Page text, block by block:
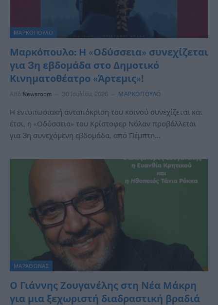
ΜΑΡΚΟΠΟΥΛΟ
Μαρκόπουλο: Η «Οδύσσεια» συνεχίζεται
για 3η εβδομάδα στο Δημοτικό
Κινηματοθέατρο «Άρτεμις»!
Από Newsroom 30 Ιουλίου, 2026 ΜΑΡΚΟΠΟΥΛΟ
Η εντυπωσιακή ανταπόκριση του κοινού συνεχίζεται και
έτσι, η «Οδύσσεια» του Κρίστοφερ Νόλαν προβάλλεται
για 3η συνεχόμενη εβδομάδα, από Πέμπτη…
ΜΑΡΑΘΩΝΑΣ
Ο Γιάννης Ζουγανέλης στη Νέα Μάκρη
για μια ξεχωριστή διαδραστική βραδιά